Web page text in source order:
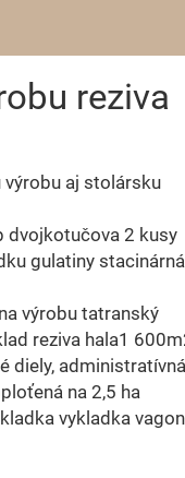
reziva
výrobu aj stolársku
dvojkotučova 2 kusy
gulatiny stacinárná
výrobu tatranský
reziva hala1
diely, administratívná
na 2,5 ha
vykladka